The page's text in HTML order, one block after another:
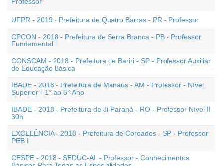
UFPR - 2019 - Prefeitura de Quatro Barras - PR - Professor
CPCON - 2018 - Prefeitura de Serra Branca - PB - Professor
Fundamental I
CONSCAM - 2018 - Prefeitura de Bariri - SP - Professor Auxiliar
de Educação Básica
IBADE - 2018 - Prefeitura de Manaus - AM - Professor - Nível
Superior - 1° ao 5° Ano
IBADE - 2018 - Prefeitura de Ji-Paraná - RO - Professor Nível II
30h
EXCELÊNCIA - 2018 - Prefeitura de Coroados - SP - Professor
PEB I
CESPE - 2018 - SEDUC-AL - Professor - Conhecimentos